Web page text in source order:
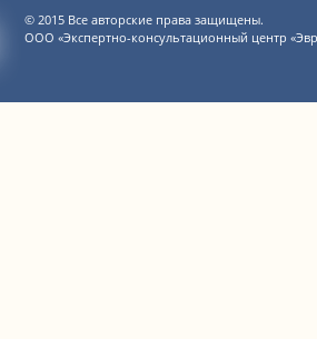
© 2015 Все авторские права защищены.
ООО «Экспертно-консультационный центр